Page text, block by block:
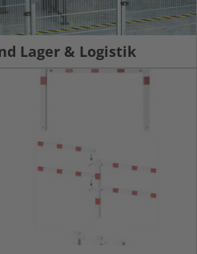
Lager & Logistik